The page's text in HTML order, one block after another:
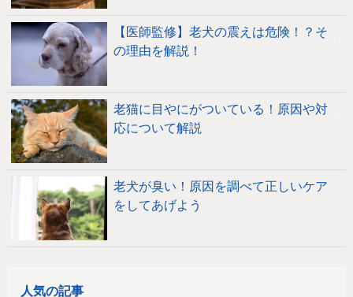
【医師監修】老犬の震えは危険！？そ
の理由を解説！
老猫に目やにがついている！原因や対
応について解説
老犬が臭い！原因を調べて正しいケア
をしてあげよう
人気の記事